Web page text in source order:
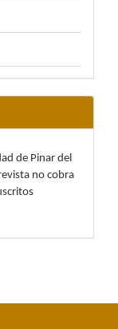
de Pinar del
no cobra